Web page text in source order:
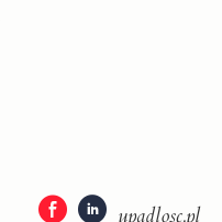
upadlosc.pl